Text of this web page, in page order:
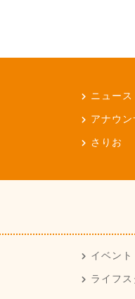
ニュース
アナウ
さりお
イベント
ライフ